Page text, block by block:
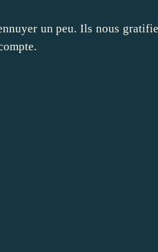
un peu. Ils nous